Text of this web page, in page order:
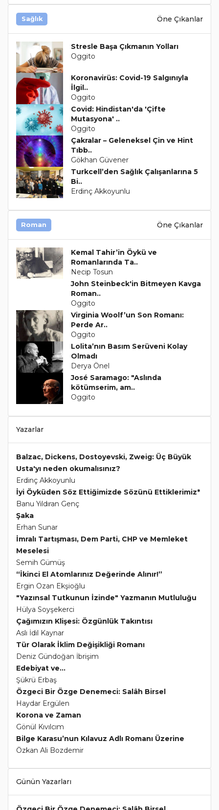
Sağlık Öne Çıkanlar
Stresle Başa Çıkmanın Yolları
Oggito
Koronavirüs: Covid-19 Salgınıyla
İlgil..
Oggito
Covid: Hindistan'da 'Çifte
Mutasyona' ..
Oggito
Çakralar – Geleneksel Çin ve Hint
Tıbb..
Gökhan Güvener
Turkcell’den Sağlık Çalışanlarına 5
Bi..
Erdinç Akkoyunlu
Roman Öne Çıkanlar
Kemal Tahir’in Öykü ve
Romanlarında Ta..
Necip Tosun
John Steinbeck'in Bitmeyen Kavga
Roman..
Oggito
Virginia Woolf’un Son Romanı:
Perde Ar..
Oggito
Lolita’nın Basım Serüveni Kolay
Olmadı
Derya Önel
José Saramago: "Aslında
kötümserim, am..
Oggito
Yazarlar
Balzac, Dickens, Dostoyevski, Zweig: Üç Büyük
Usta'yı neden okumalısınız?
Erdinç Akkoyunlu
İyi Öyküden Söz Ettiğimizde Sözünü Ettiklerimiz*
Banu Yıldıran Genç
Şaka
Erhan Sunar
İmralı Tartışması, Dem Parti, CHP ve Memleket
Meselesi
Semih Gümüş
“İkinci El Atomlarınız Değerinde Alınır!”
Ergin Ozan Ekşioğlu
"Yazınsal Tutkunun İzinde" Yazmanın Mutluluğu
Hülya Soyşekerci
Çağımızın Klişesi: Özgünlük Takıntısı
Aslı İdil Kaynar
Tür Olarak İklim Değişikliği Romanı
Deniz Gündoğan İbrişim
Edebiyat ve...
Şükrü Erbaş
Özgeci Bir Özge Denemeci: Salâh Birsel
Haydar Ergülen
Korona ve Zaman
Gönül Kıvılcım
Bilge Karasu’nun Kılavuz Adlı Romanı Üzerine
Özkan Ali Bozdemir
Günün Yazarları